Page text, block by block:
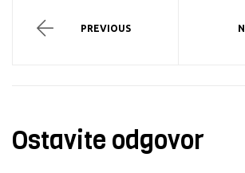
PREVIOUS
Ostavite odgovor